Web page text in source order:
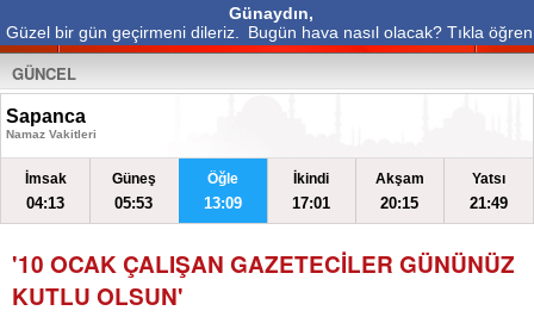
Günaydın,
Güzel bir gün geçirmeni dileriz.
Bugün hava nasıl olacak? Tıkla öğren
GÜNCEL
Sapanca
Namaz Vakitleri
İmsak
04:13
Güneş
05:53
Öğle
13:09
İkindi
17:01
Akşam
20:15
Yatsı
21:49
'10 OCAK ÇALIŞAN GAZETECİLER GÜNÜNÜZ
KUTLU OLSUN'